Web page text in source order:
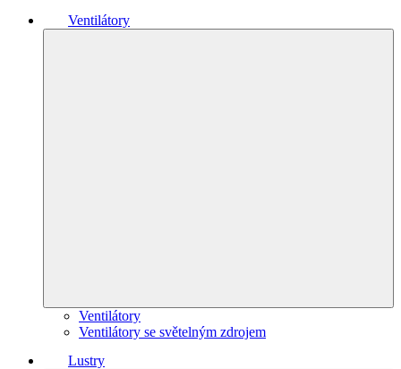
Ventilátory
Ventilátory
Ventilátory se světelným zdrojem
Lustry